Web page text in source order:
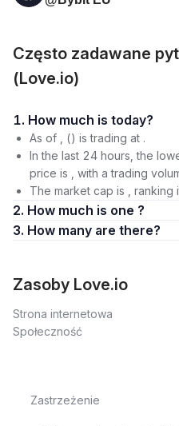
Często zadawane
(Love.io)
1. How much is today?
As of , () is trading at .
In the last 24 hours, the
price is , with a trading
The market cap is ,
2. How much is one ?
3. How many are there?
Zasoby Love.io
Strona internetowa
Społeczność
Zastrzeżenie